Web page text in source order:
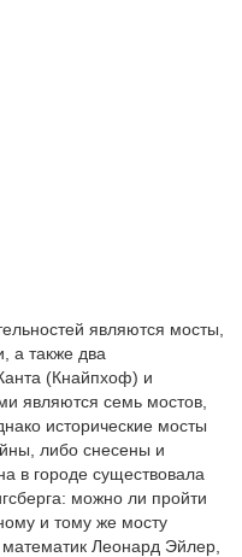
являются мосты,
а также два
(Кнайпхоф) и
являются семь мостов,
исторические мосты
либо снесены и
в городе существовала
можно ли пройти
и тому же мосту
Леонард Эйлер,